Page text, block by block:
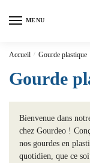
MENU
Accueil / Gourde plastique
Gourde
Bienvenue dans
chez Gourdeo !
nos gourdes en
quotidien, que ce